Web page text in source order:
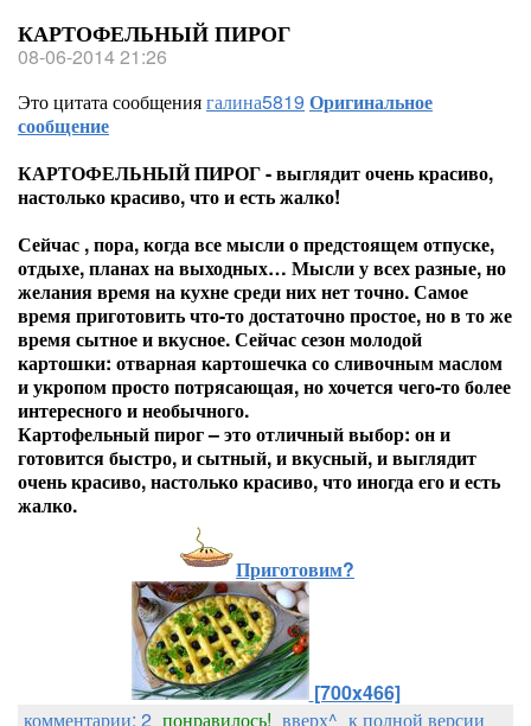
КАРТОФЕЛЬНЫЙ ПИРОГ
08-06-2014 21:26
Это цитата сообщениягалина5819 Оригинальное
сообщение
КАРТОФЕЛЬНЫЙ ПИРОГ - выглядит очень красиво,
настолько красиво, что и есть жалко!
Сейчас , пора, когда все мысли о предстоящем отпуске,
отдыхе, планах на выходных… Мысли у всех разные, но
желания время на кухне среди них нет точно. Самое
время приготовить что-то достаточно простое, но в то же
время сытное и вкусное. Сейчас сезон молодой
картошки: отварная картошечка со сливочным маслом
и укропом просто потрясающая, но хочется чего-то более
интересного и необычного.
Картофельный пирог – это отличный выбор: он и
готовится быстро, и сытный, и вкусный, и выглядит
очень красиво, настолько красиво, что иногда его и есть
жалко.
Приготовим?
[700x466]
комментарии: 2 понравилось! вверх^ к полной версии